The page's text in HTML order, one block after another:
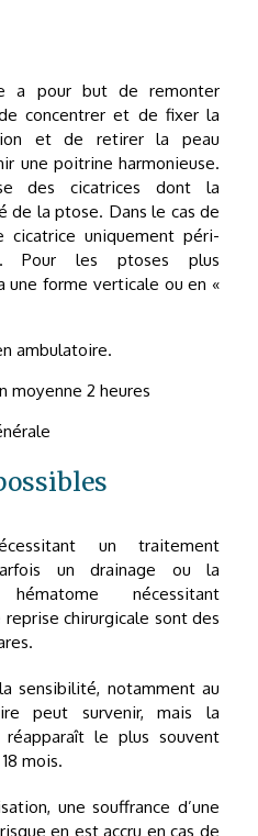
a pour but de remonter
concentrer et de fixer la
et de retirer la peau
une poitrine harmonieuse.
des cicatrices dont la
de la ptose. Dans le cas de
cicatrice uniquement péri-
Pour les ptoses plus
une forme verticale ou en «
ambulatoire.
moyenne 2 heures
un traitement
un drainage ou la
nécessitant
chirurgicale sont des
sensibilité, notamment au
peut survenir, mais la
le plus souvent
mois.
une souffrance d’une
en est accru en cas de